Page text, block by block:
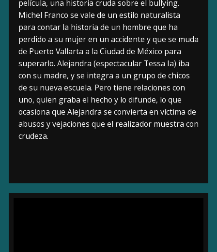
película, una historia cruda sobre el bullying.
Michel Franco se vale de un estilo naturalista
para contar la historia de un hombre que ha
perdido a su mujer en un accidente y que se muda
de Puerto Vallarta a la Ciudad de México para
superarlo. Alejandra (espectacular Tessa Ia) iba
con su madre, y se integra a un grupo de chicos
de su nueva escuela. Pero tiene relaciones con
uno, quien graba el hecho y lo difunde, lo que
ocasiona que Alejandra se convierta en víctima de
abusos y vejaciones que el realizador muestra con
crudeza.